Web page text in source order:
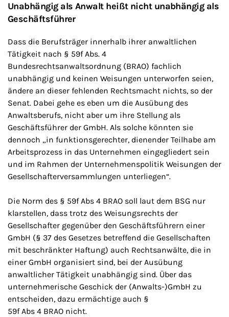
Unabhängig als Anwalt heißt nicht unabhängig als
Geschäftsführer
Dass die Berufsträger innerhalb ihrer anwaltlichen
Tätigkeit nach § 59f Abs. 4
Bundesrechtsanwaltsordnung (BRAO) fachlich
unabhängig und keinen Weisungen unterworfen seien,
ändere an dieser fehlenden Rechtsmacht nichts, so der
Senat. Dabei gehe es eben um die Ausübung des
Anwaltsberufs, nicht aber um ihre Stellung als
Geschäftsführer der GmbH. Als solche könnten sie
dennoch „in funktionsgerechter, dienender Teilhabe am
Arbeitsprozess in das Unternehmen eingegliedert sein
und im Rahmen der Unternehmenspolitik Weisungen der
Gesellschafterversammlungen unterliegen“.
Die Norm des § 59f Abs 4 BRAO soll laut dem BSG nur
klarstellen, dass trotz des Weisungsrechts der
Gesellschafter gegenüber den Geschäftsführern einer
GmbH (§ 37 des Gesetzes betreffend die Gesellschaften
mit beschränkter Haftung) auch Rechtsanwälte, die in
einer GmbH organisiert sind, bei der Ausübung
anwaltlicher Tätigkeit unabhängig sind. Über das
unternehmerische Geschick der (Anwalts-)GmbH zu
entscheiden, dazu ermächtige auch §
59f Abs 4 BRAO nicht.